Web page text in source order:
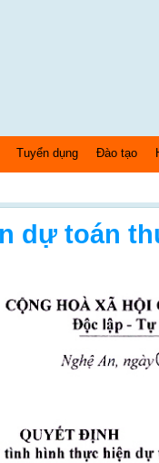
Tuyển dụng Đào tạo
dự toán